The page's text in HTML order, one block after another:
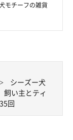
モチーフの雑貨
シーズー犬
飼い主とティ
回